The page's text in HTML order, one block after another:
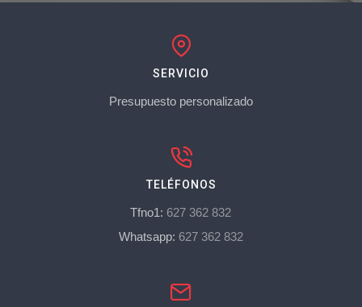
SERVICIO
Presupuesto personalizado
TELÉFONOS
Tfno1: 627 362 832
Whatsapp: 627 362 832